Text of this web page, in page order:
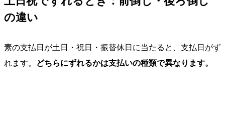
の違い
素の支払日が土日・祝日・振替休日に当たると、支払日がず
れます。
どちらにずれるかは支払いの種類で異なります。